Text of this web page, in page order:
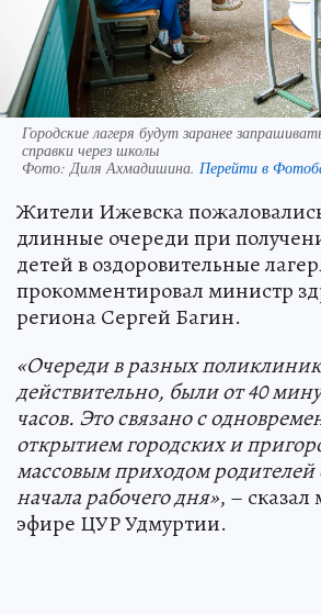
Городские лагеря будут заранее
справки через школы
Фото: Диля Ахмадишина. Перейти в
Жители Ижевска
длинные очереди при
детей в оздоровительные
прокомментировал министр
региона Сергей Багин.
«Очереди в разных
действительно, были от 40
часов. Это связано с
открытием городских и
массовым приходом родителей
начала рабочего дня», –
эфире ЦУР Удмуртии.